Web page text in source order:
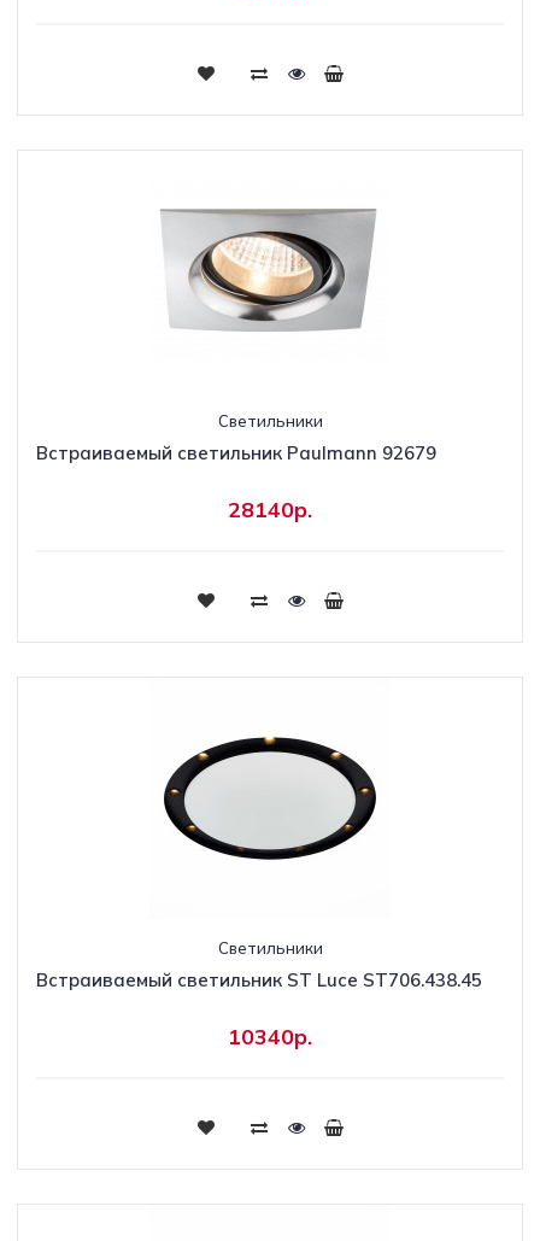
Светильники
Встраиваемый светильник Paulmann 92679
28140р.
Светильники
Встраиваемый светильник ST Luce ST706.438.45
10340р.